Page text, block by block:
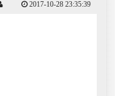
2017-10-28 23:35:39